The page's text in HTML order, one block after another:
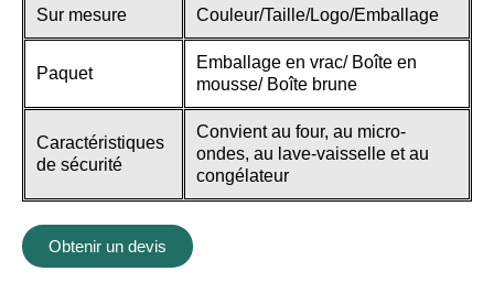
Sur mesure Couleur/Taille/Logo/Emballage
Paquet
Emballage en vrac/ Boîte en
mousse/ Boîte brune
Caractéristiques
de sécurité
Convient au four, au micro-
ondes, au lave-vaisselle et au
congélateur
Obtenir un devis